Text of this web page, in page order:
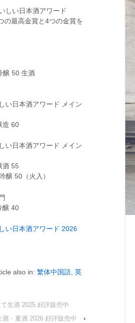
しい日本酒アワード
の最高金賞と4つの金賞を
醸 50 生酒
い日本酒アワード メイン
造 60
い日本酒アワード メイン
酒 55
醸 50（火入）
醸 40
い日本酒アワード 2026
also in: 繁体中国語 英
て生酒 2025 好評販売中
酒・夏酒 2026 好評販売中
›